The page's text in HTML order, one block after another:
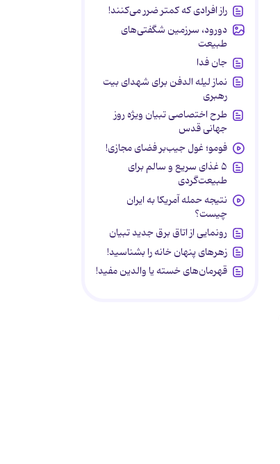
راز افرادی که کمتر ضرر می‌کنند!
دورود، سرزمین شگفتی‌های
طبیعت
جان فدا
نماز لیله الدفن برای شهدای بیت
رهبری
طرح اختصاصی تبیان ویژه روز
جهانی قدس
فومو؛ غول جیب‌بر فضای مجازی!
۵ غذای سریع و سالم برای
طبیعت‌گردی
نتیجه حمله آمریکا به ایران
چیست؟
رونمایی از اتاق برق جدید تبیان
زهرهای پنهان خانه را بشناسید!
قهرمان‌های خسته یا والدین مفید!